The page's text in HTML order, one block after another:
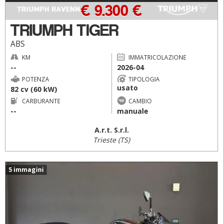
TRIUMPH TIGER
ABS
€ 9.300 €
KM
--
IMMATRICOLAZIONE
2026-04
POTENZA
82 cv (60 kW)
TIPOLOGIA
usato
CARBURANTE
--
CAMBIO
manuale
A.r.t. S.r.l.
Trieste (TS)
5 immagini